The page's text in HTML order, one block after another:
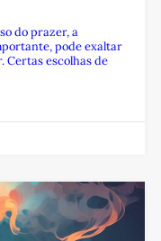
do prazer, a
pode exaltar
Certas escolhas de